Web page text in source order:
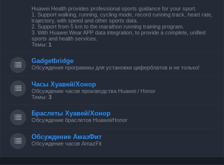
Huawei Health provides professional sports guidance for your sport.
1. Support walking, running, cycling mode, record running track, heart rate,
trajectory, with speed and other sports data.
2. Support from 5 km to the marathon running training program.
3. With Huawei Wear APP data integration, to provide a complete, unified
sports and health services.
Темы: 1
Gadgetbridge
Обсуждения программы для установки циферблатов и не только!
Часы Хуавей/Хонор
Обсуждение часов производства Huawei / Honor
Темы: 3
Браслеты Хуавей/Хонор
Обсуждение браслетов Huawei/Honor
Обсуждение АмазФит
Обсуждение часов AmazFit